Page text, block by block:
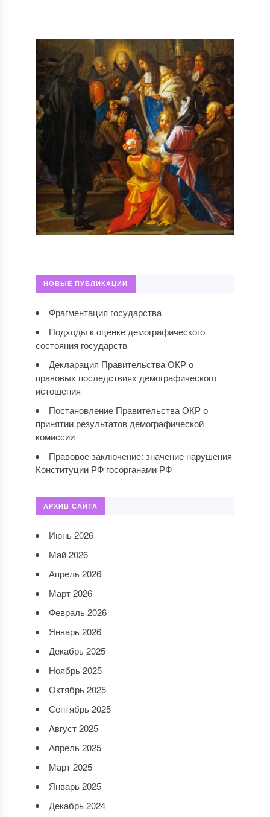
НОВЫЕ ПУБЛИКАЦИИ
Фрагментация государства
Подходы к оценке демографического
состояния государств
Декларация Правительства ОКР о
правовых последствиях демографического
истощения
Постановление Правительства ОКР о
принятии результатов демографической
комиссии
Правовое заключение: значение нарушения
Конституции РФ госорганами РФ
АРХИВ САЙТА
Июнь 2026
Май 2026
Апрель 2026
Март 2026
Февраль 2026
Январь 2026
Декабрь 2025
Ноябрь 2025
Октябрь 2025
Сентябрь 2025
Август 2025
Апрель 2025
Март 2025
Январь 2025
Декабрь 2024